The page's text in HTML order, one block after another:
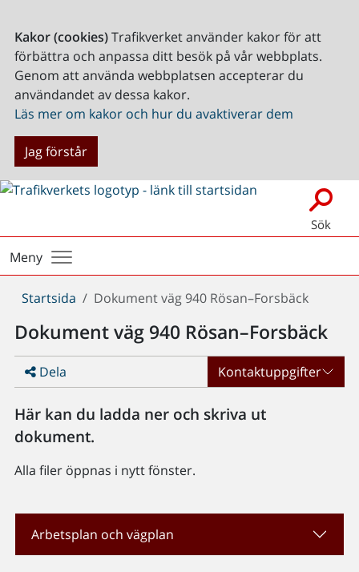
Kakor (cookies)Trafikverket använder kakor för att
förbättra och anpassa ditt besök på vår webbplats.
Genom att använda webbplatsen accepterar du
användandet av dessa kakor.
Läs mer om kakor och hur du avaktiverar dem
Jag förstår
Sök
Meny
Du
här:
Startsida Dokument väg 940 Rösan–Forsbäck
Dokument väg 940 Rösan–Forsbäck
Dela Kontaktuppgifter
Här kan du ladda ner och skriva ut
dokument.
Alla filer öppnas i nytt fönster.
Arbetsplan och vägplan